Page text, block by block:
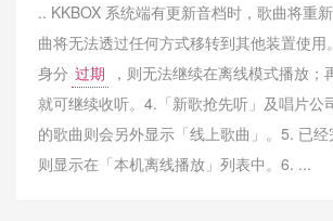
.. KKBOX 系统端有更新音档时，歌曲将重
曲将无法透过任何方式移转到其他装置使用
身分 过期
，则无法继续在离线模式播放；
就可继续收听。4.「新歌抢先听」及唱片公
的歌曲则会另外显示「线上歌曲」。5. 已
则显示在「本机离线播放」列表中。6. ...